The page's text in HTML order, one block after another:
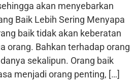
akan menyebarkan
Baik Lebih Sering Menyapa
baik tidak akan keberatan
orang. Bahkan terhadap orang
sekalipun. Orang baik
menjadi orang penting, […]